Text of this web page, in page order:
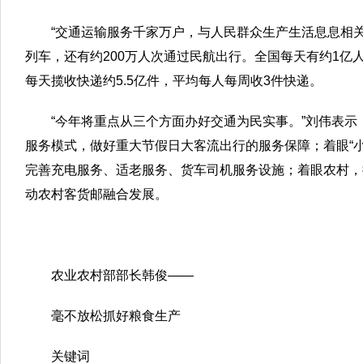
“交通运输服务千家万户，与人民群众生产生活息息
列车，还有约200万人次通过民航出行。全国每天有约1亿
每天揽收快递约5.5亿件，平均每人每周收3件快递。
“今年将重点从三个方面办好交通为民实事。”刘伟表
服务模式，做好重大节假日大客流出行的服务保障；着眼
完善充电服务、适老服务、货车司机服务设施；着眼农村
动农村客货邮融合发展。
农业农村部部长韩俊——
毫不放松抓好粮食生产
关键词